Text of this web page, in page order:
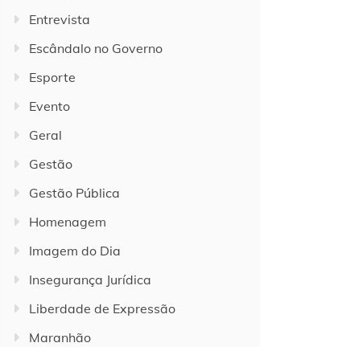
Entrevista
Escândalo no Governo
Esporte
Evento
Geral
Gestão
Gestão Pública
Homenagem
Imagem do Dia
Insegurança Jurídica
Liberdade de Expressão
Maranhão